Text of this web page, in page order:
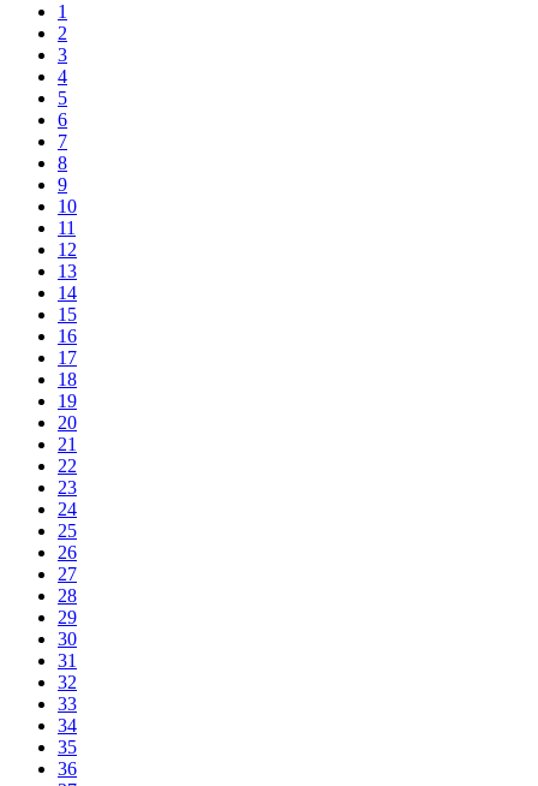
1
2
3
4
5
6
7
8
9
10
11
12
13
14
15
16
17
18
19
20
21
22
23
24
25
26
27
28
29
30
31
32
33
34
35
36